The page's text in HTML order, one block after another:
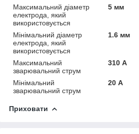
Максимальний діаметр
електрода, який
використовується
5 мм
Мінімальний діаметр
електрода, який
використовується
1.6 мм
Максимальний
зварювальний струм
310 А
Мінімальний
зварювальний струм
20 А
Приховати